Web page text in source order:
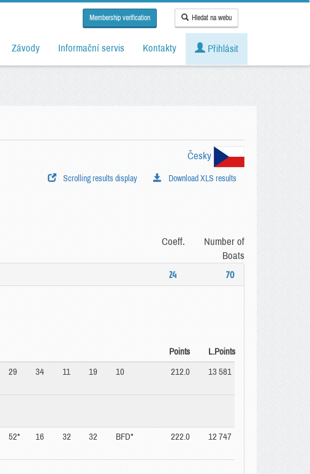
Membership verification Hledat na webu
Závody Informační servis Kontakty Přihlásit
Česky
Download XLS results
Scrolling results display
Coeff.
Number of
Boats
24 70
Points L.Points
29 34 11 19 10 212.0 13 581
52* 16 32 32 BFD* 222.0 12 747